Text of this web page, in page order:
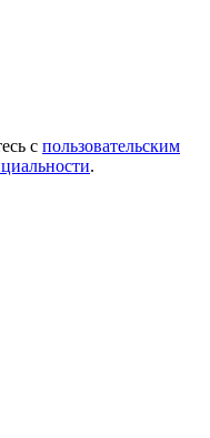
с пользовательским
.